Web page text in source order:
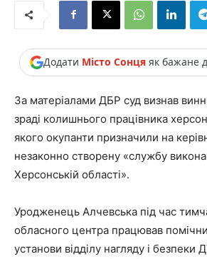
Додати Місто Сонцяяк бажане
За матеріалами ДБР суд визнав
зраді колишнього працівника
якого окупанти призначили на
незаконно створену «службу
Херсонській області».
Уродженець Алчевська під час
обласного центра працював
установи відділу нагляду і безпеки